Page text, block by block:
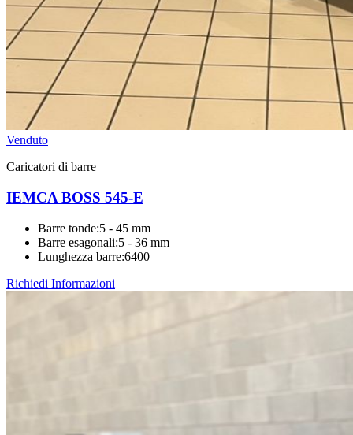
Venduto
Caricatori di barre
IEMCA BOSS 545-E
Barre tonde:5 - 45 mm
Barre esagonali:5 - 36 mm
Lunghezza barre:6400
Richiedi Informazioni